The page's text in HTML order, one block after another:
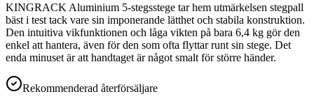
KINGRACK Aluminium 5-stegsstege tar hem utmärkelsen stegpall
bäst i test tack vare sin imponerande lätthet och stabila konstruktion.
Den intuitiva vikfunktionen och låga vikten på bara 6,4 kg gör den
enkel att hantera, även för den som ofta flyttar runt sin stege. Det
enda minuset är att handtaget är något smalt för större händer.
Rekommenderad återförsäljare